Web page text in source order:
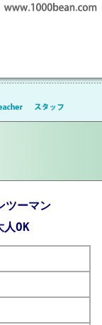
ツーマン
人OK